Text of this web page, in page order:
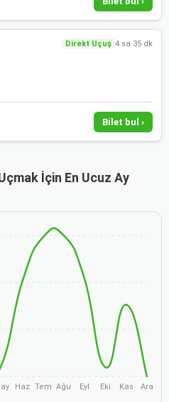
Direkt Uçuş 4 sa 35 dk
Bilet bul ›
İçin En Ucuz Ay
Haz Tem Ağu Eyl Eki Kas Ara